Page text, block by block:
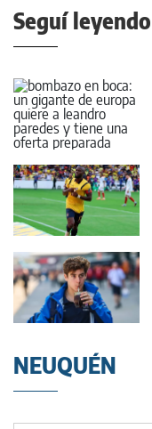
Seguí leyendo
NEUQUÉN